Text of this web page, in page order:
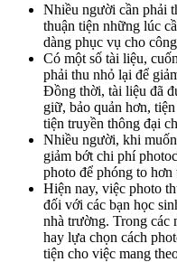
Nhiều người cần phải
thuận tiện những lúc
dàng phục vụ cho
Có một số tài liệu,
phải thu nhỏ lại để
Đồng thời, tài liệu đã
giữ, bảo quản hơn,
tiện truyền thông đại
Nhiều người, khi
giảm bớt chi phí
photo để phóng to hơn
Hiện nay, việc photo
đối với các bạn học
nhà trường. Trong các
hay lựa chọn cách
tiện cho việc mang